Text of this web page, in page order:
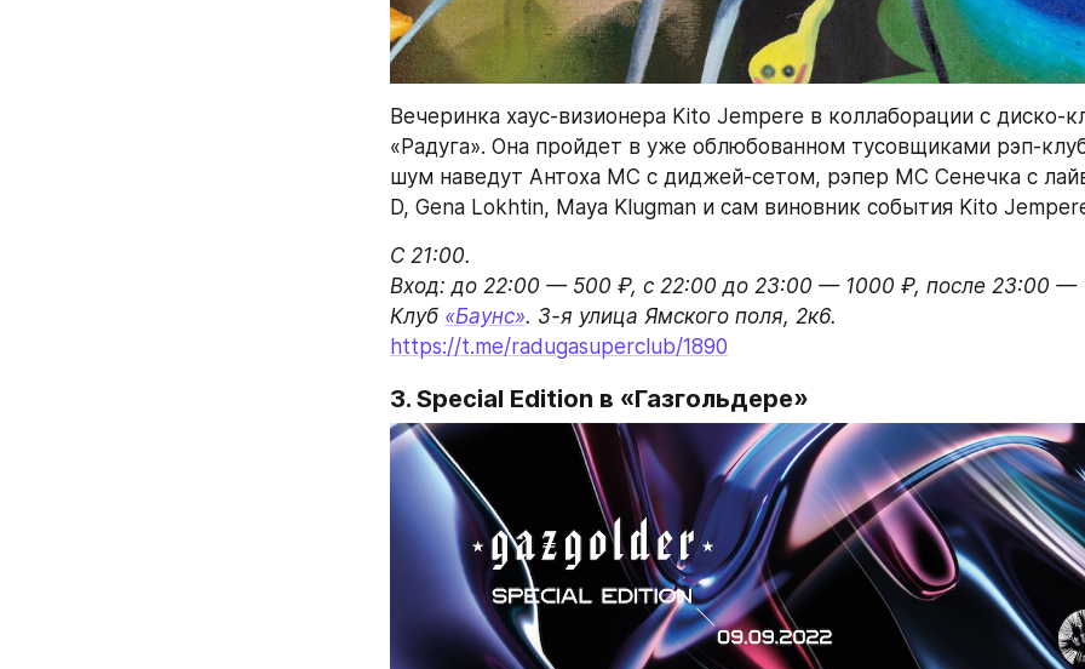
Вечеринка хаус-визионера Kito Jempere в коллаборации с диско-
«Радуга». Она пройдет в уже облюбованном тусовщиками рэп-
шум наведут Антоха МС с диджей-сетом, рэпер MC Сенечка с
D, Gena Lokhtin, Maya Klugman и сам виновник события Kito
C 21:00.
Вход: до 22:00 — 500 ₽, с 22:00 до 23:00 — 1000 ₽, после 23:00 —
Клуб «Баунс»
https://t.me/radugasuperclub/1890
3. Special Edition в «Газгольдере»